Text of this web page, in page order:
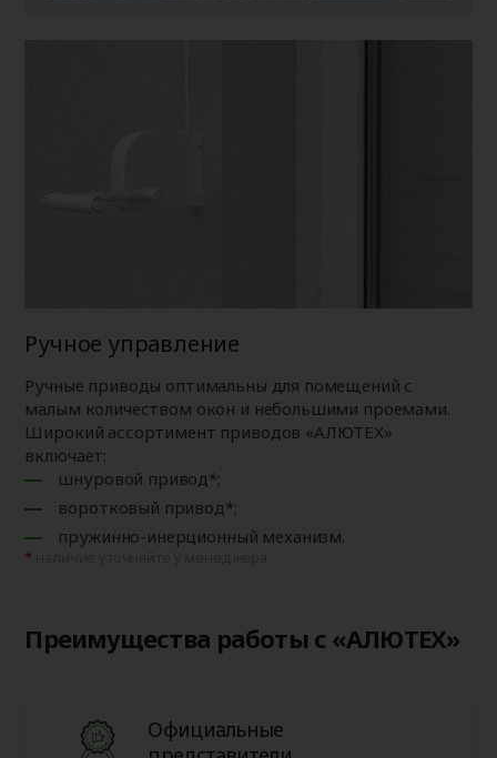
Ручное управление
Ручные приводы оптимальны для помещений с
малым количеством окон и небольшими проемами.
Широкий ассортимент приводов «АЛЮТЕХ»
включает:
шнуровой привод*;
воротковый привод*;
пружинно-инерционный механизм.
Преимущества работы с «АЛЮТЕХ»
Официальные